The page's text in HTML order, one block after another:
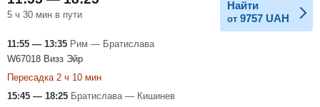
5 ч 30 мин в пути
Найти
от 9757 UAH
11:55 — 13:35 Рим — Братислава
W67018 Визз Эйр
Пересадка 2 ч 10 мин
15:45 — 18:25 Братислава — Кишинев